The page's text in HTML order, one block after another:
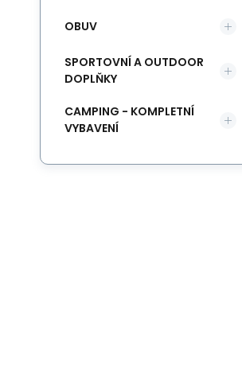
OBUV
SPORTOVNÍ A OUTDOOR
DOPLŇKY
CAMPING - KOMPLETNÍ
VYBAVENÍ